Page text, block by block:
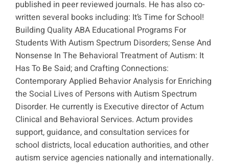
published in peer reviewed journals. He has also co-
written several books including: It’s Time for School!
Building Quality ABA Educational Programs For
Students With Autism Spectrum Disorders; Sense And
Nonsense In The Behavioral Treatment of Autism: It
Has To Be Said; and Crafting Connections:
Contemporary Applied Behavior Analysis for Enriching
the Social Lives of Persons with Autism Spectrum
Disorder. He currently is Executive director of Actum
Clinical and Behavioral Services. Actum provides
support, guidance, and consultation services for
school districts, local education authorities, and other
autism service agencies nationally and internationally.